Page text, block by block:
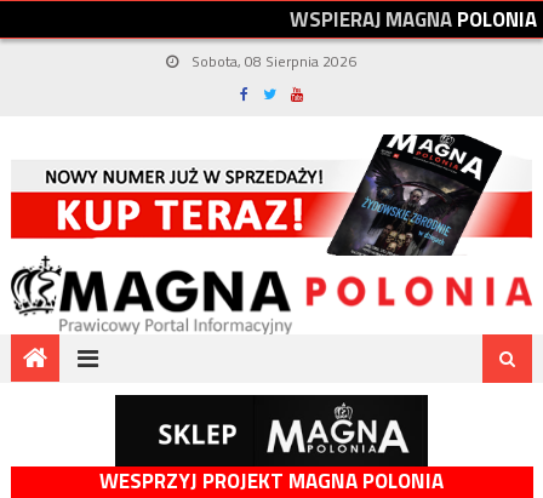
WSPIERAJMAGNAPOLONIA
Sobota, 08 Sierpnia 2026
WESPRZYJ PROJEKT MAGNA POLONIA